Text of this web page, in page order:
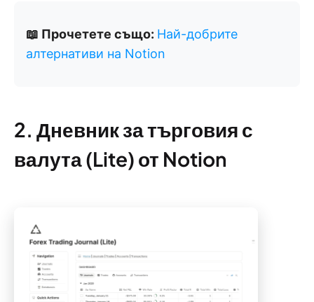
📖 Прочетете също: Най-добрите
алтернативи на Notion
2. Дневник за търговия с
валута (Lite) от Notion